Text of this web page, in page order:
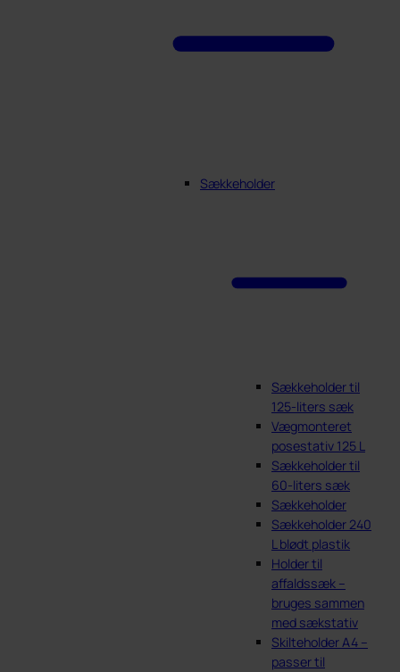
Sækkeholder
Sækkeholder til
125-liters sæk
Vægmonteret
posestativ 125 L
Sækkeholder til
60-liters sæk
Sækkeholder
Sækkeholder 240
L blødt plastik
Holder til
affaldssæk –
bruges sammen
med sækstativ
Skilteholder A4 –
passer til